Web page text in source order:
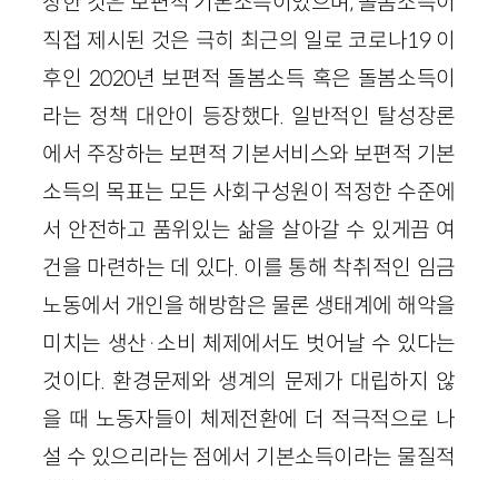
직접 제시된 것은 극히 최근의 일로 코로나19 이
후인 2020년 보편적 돌봄소득 혹은 돌봄소득이
라는 정책 대안이 등장했다. 일반적인 탈성장론
에서 주장하는 보편적 기본서비스와 보편적 기본
소득의 목표는 모든 사회구성원이 적정한 수준에
서 안전하고 품위있는 삶을 살아갈 수 있게끔 여
건을 마련하는 데 있다. 이를 통해 착취적인 임금
노동에서 개인을 해방함은 물론 생태계에 해악을
미치는 생산·소비 체제에서도 벗어날 수 있다는
것이다. 환경문제와 생계의 문제가 대립하지 않
을 때 노동자들이 체제전환에 더 적극적으로 나
설 수 있으리라는 점에서 기본소득이라는 물질적